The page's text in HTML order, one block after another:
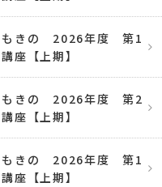
もきの 2026年度 第1
座【上期】
もきの 2026年度 第2
座【上期】
もきの 2026年度 第1
座【上期】